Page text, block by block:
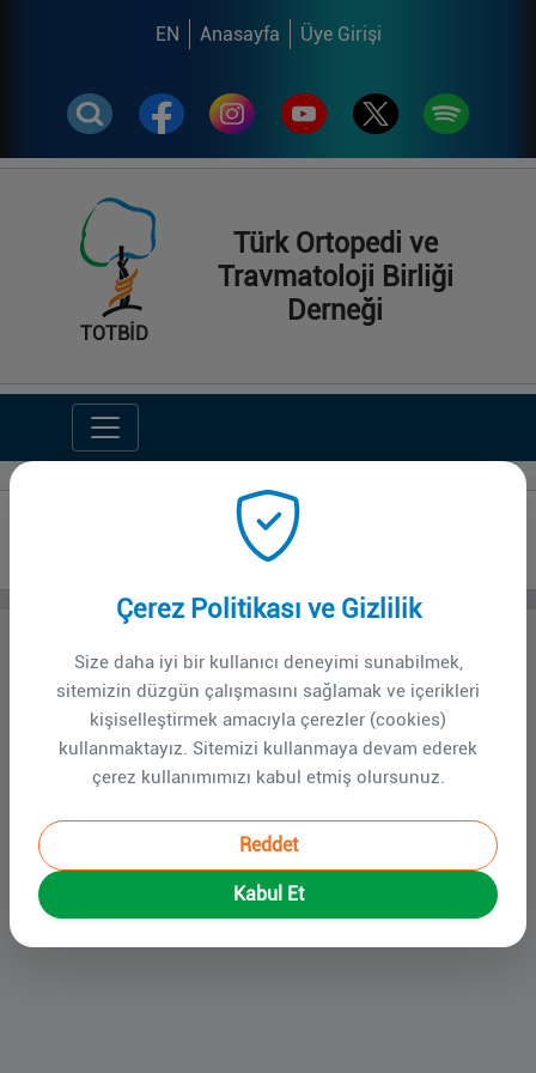
EN Anasayfa Üye Girişi
TOTBİD
Türk Ortopedi ve
Travmatoloji Birliği
Derneği
EFORT Updates
EFORT tarafından yayınlanmış olan güncellemelere
ulaşmak için lütfen
tıklayınız...
Çerez Politikası ve Gizlilik
Size daha iyi bir kullanıcı deneyimi sunabilmek,
sitemizin düzgün çalışmasını sağlamak ve içerikleri
kişiselleştirmek amacıyla çerezler (cookies)
kullanmaktayız. Sitemizi kullanmaya devam ederek
çerez kullanımımızı kabul etmiş olursunuz.
Reddet
Kabul Et